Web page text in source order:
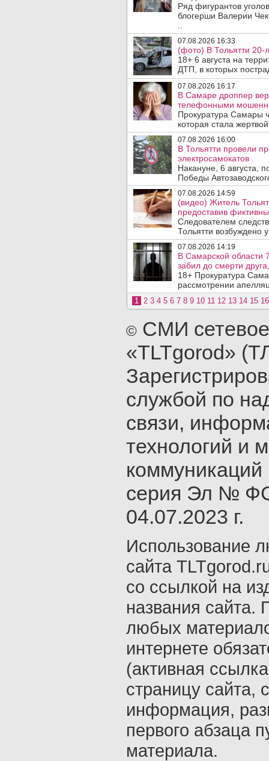
Ряд фигурантов
блогерши Валерии
07.08.2026 16:33
(фото) В Тольятти 20-
18+ 6 августа на
ДТП, в которых
07.08.2026 16:17
В Самаре дроппер
телефонными
Прокуратура Самары
которая стала
07.08.2026 16:00
В Тольятти провели
электросамокатов .
Накануне, 6 августа,
Победы
07.08.2026 14:59
(видео) Житель
предоставив
Следователем
Тольятти возбуждено
07.08.2026 14:19
В Самарской области
забил до смерти
18+ Прокуратура
рассмотрении
1 2 3 4 5 6 7 8 9 10 11 12 13 14 15 16
© СМИ
«TLTgorod»
службой по
связи,
технологий и
серия Эл №
04.07.2023 г.
Использование
сайта
со ссылкой на
названия сайта.
любых
интернете
(активная
страницу сайта,
информация,
первого абзаца
материала.